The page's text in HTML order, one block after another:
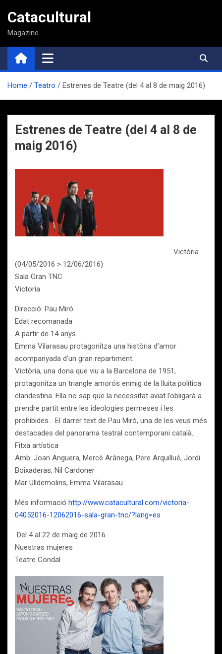
contenido
Catacultural
Magazine
Home Teatro Estrenes de Teatre (del 4 al 8 de maig 2016)
Estrenes de Teatre (del 4 al 8 de
maig 2016)
Victòria
(04/05/2016 > 12/06/2016)
Sala Gran TNC
Victoria
Direcció: Pau Miró
Edat recomanada
A partir de 14 anys
Emma Vilarasau protagonitza una història d’amor
acompanyada d’un gran repartiment.
Victòria, una dona que viu a la Barcelona de 1951,
protagonitza un triangle amorós enmig de la lluita política
clandestina. Ella no sap que la necessitat aviat l’obligarà a
prendre partit entre les ideologies permeses i les
prohibides… El darrer text de Pau Miró, una de les veus més
destacades del panorama teatral contemporani català.
Fitxa artística
Amb: Joan Anguera, Mercè Aránega, Pere Arquillué, Jordi
Boixaderas, Nil Cardoner
Mar Ulldemolins, Emma Vilarasau
Més informació http://www.catacultural.com/victoria-
04052016-12062016-sala-gran-tnc/?lang=es
Del 4 al 22 de maig de 2016
Nuestras mujeres
Teatre Condal